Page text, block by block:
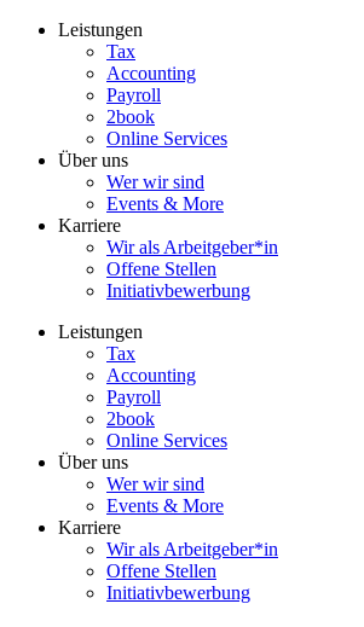
Zum
Leistungen
Tax
Accounting
Payroll
2book
Online Services
Über uns
Wer wir sind
Events & More
Karriere
Wir als Arbeitgeber*in
Offene Stellen
Initiativbewerbung
Leistungen
Tax
Accounting
Payroll
2book
Online Services
Über uns
Wer wir sind
Events & More
Karriere
Wir als Arbeitgeber*in
Offene Stellen
Initiativbewerbung